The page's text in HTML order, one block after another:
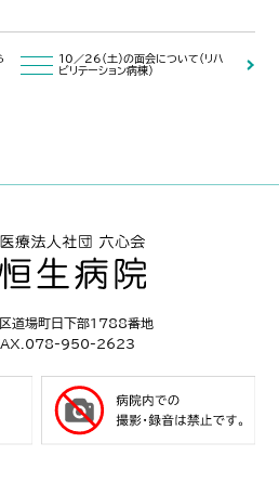
１０／２６（土）の面会について（リハ
ビリテーション病棟）
道場町日下部1788番地
950-2623